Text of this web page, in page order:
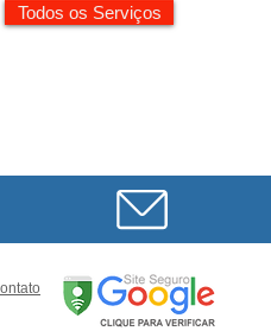
Todos os Serviços